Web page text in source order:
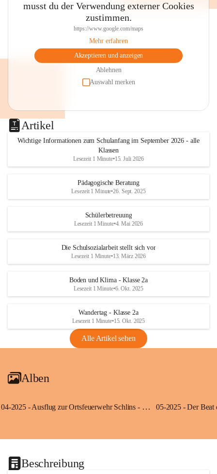
musst du der Verwendung externer Cookies
zustimmen.
https://www.google.com/maps
Mehr erfahren
Akzeptieren und anzeigen
Ablehnen
Auswahl merken
Artikel
Wichtige Informationen zum Schulanfang im September 2026 - alle
Klassen
Lesezeit 1 Minute•15. Juli 2026
Pädagogische Beratung
Lesezeit 1 Minute•26. Sept. 2025
Schülerbetreuung
Lesezeit 1 Minute•4. Mai 2026
Die Schulsozialarbeit stellt sich vor
Lesezeit 1 Minute•13. März 2026
Boden und Klima - Klasse 2a
Lesezeit 1 Minute•6. Okt. 2025
Wandertag - Klasse 2a
Lesezeit 1 Minute•15. Okt. 2025
Alle Artikel sehen
Alben
04-2025 - Ausflug zur Ortsfeuerwehr Schlins - Klassen 3a und 3b
Beschreibung